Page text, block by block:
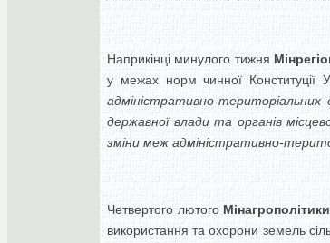
Наприкінці минулого тижня
у межах норм чинної Конституції
адміністративно-
державної влади та органів
зміни меж адміністративно-
Четвертого лютого Мінагрополітики
використання та охорони земель